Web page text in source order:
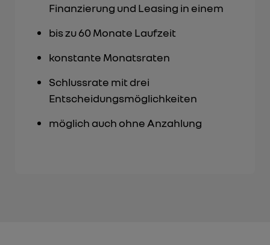
Finanzierung und Leasing in einem
bis zu 60 Monate Laufzeit
konstante Monatsraten
Schlussrate mit drei
Entscheidungsmöglichkeiten
möglich auch ohne Anzahlung